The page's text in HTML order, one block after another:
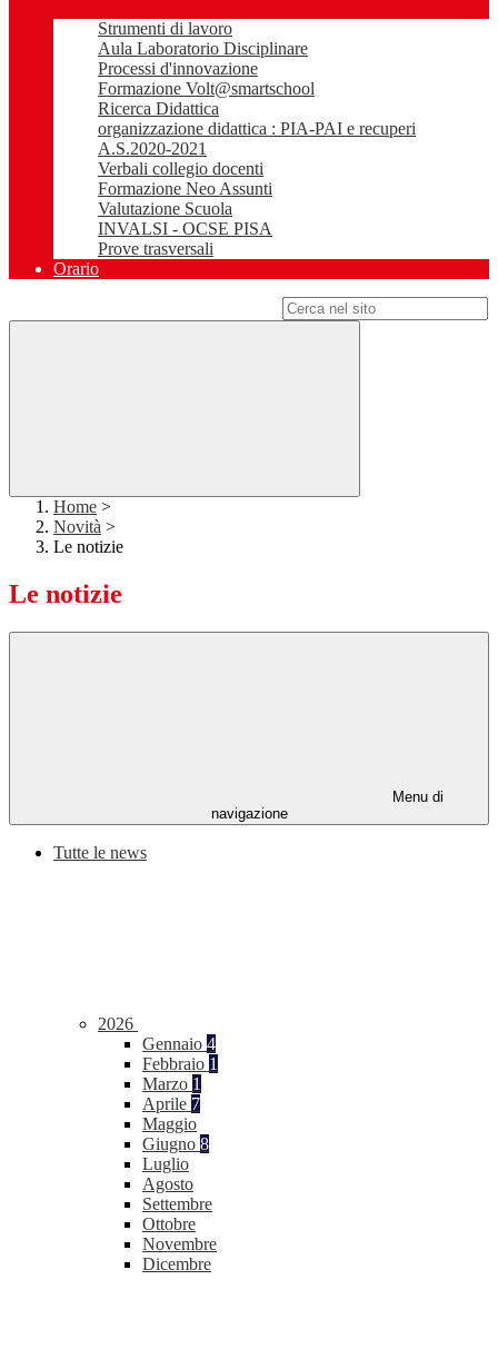
Strumenti di lavoro
Aula Laboratorio Disciplinare
Processi d'innovazione
Formazione Volt@smartschool
Ricerca Didattica
organizzazione didattica : PIA-PAI e recuperi
A.S.2020-2021
Verbali collegio docenti
Formazione Neo Assunti
Valutazione Scuola
INVALSI - OCSE PISA
Prove trasversali
Orario
Home >
Novità >
Le notizie
Le notizie
Menu di
navigazione
Tutte le news
2026
Gennaio 4
Febbraio 1
Marzo 1
Aprile 7
Maggio
Giugno 8
Luglio
Agosto
Settembre
Ottobre
Novembre
Dicembre